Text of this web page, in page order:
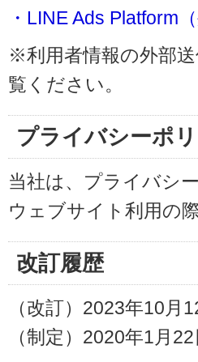
・LINE Ads Platform
※利用者情報の外部
覧ください。
プライバシーポ
当社は、プライバシ
ウェブサイト利用の
改訂履歴
（改訂）2023年10月
（制定）2020年1月22